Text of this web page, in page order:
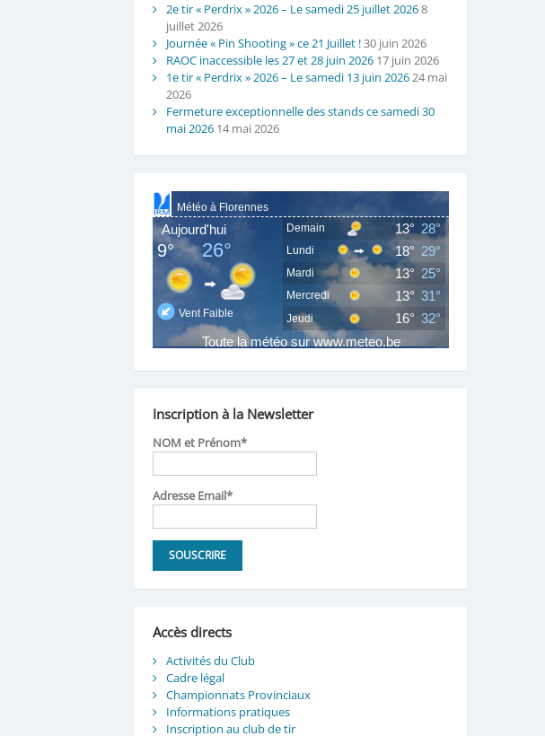
2e tir « Perdrix » 2026 – Le samedi 25 juillet 20268
juillet 2026
Journée « Pin Shooting » ce 21 Juillet !30 juin 2026
RAOC inaccessible les 27 et 28 juin 2026 17 juin 2026
1e tir « Perdrix » 2026 – Le samedi 13 juin 202624 mai
2026
Fermeture exceptionnelle des stands ce samedi 30
mai 2026 14 mai 2026
Inscription à la Newsletter
NOM et Prénom*
Adresse Email*
Accès directs
Activités du Club
Cadre légal
Championnats Provinciaux
Informations pratiques
Inscription au club de tir